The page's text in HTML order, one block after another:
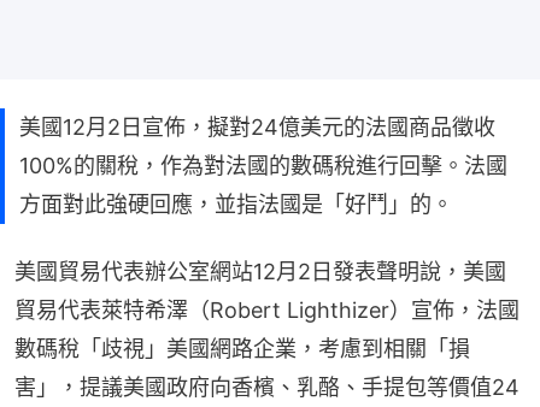
美國12月2日宣佈，擬對24億美元的法國商品徵收
100%的關稅，作為對法國的數碼稅進行回擊。法國
方面對此強硬回應，並指法國是「好鬥」的。
美國貿易代表辦公室網站12月2日發表聲明說，美國
貿易代表萊特希澤（Robert Lighthizer）宣佈，法國
數碼稅「歧視」美國網路企業，考慮到相關「損
害」，提議美國政府向香檳、乳酪、手提包等價值24